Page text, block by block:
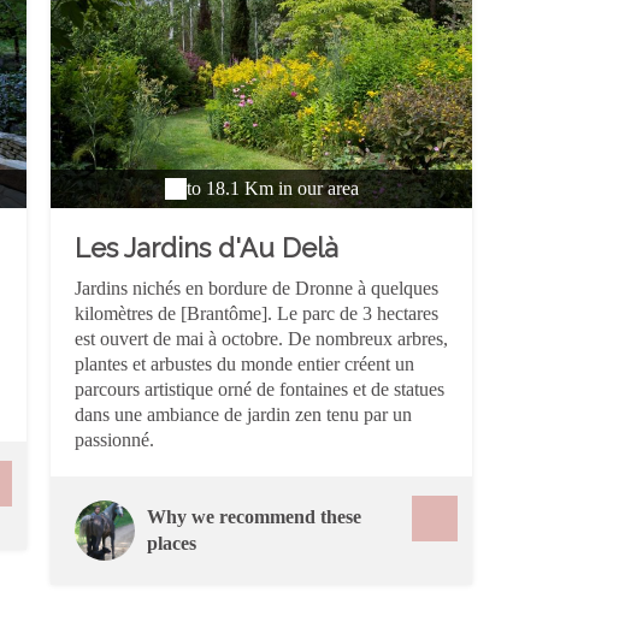
to 18.1 Km in our area
Les Jardins d'Au Delà
(Tranquilles)
Jardins nichés en bordure de Dronne à quelques
kilomètres de [Brantôme]. Le parc de 3 hectares
est ouvert de mai à octobre. De nombreux arbres,
plantes et arbustes du monde entier créent un
parcours artistique orné de fontaines et de statues
dans une ambiance de jardin zen tenu par un
passionné.
Why we recommend these
places